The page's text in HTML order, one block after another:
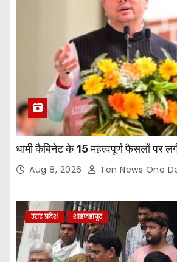
धामी कैबिनेट के 15 महत्वपूर्ण फैसलों पर
Aug 8, 2026 Ten News One
उत्तर प्रदेश शाहजहांपुर